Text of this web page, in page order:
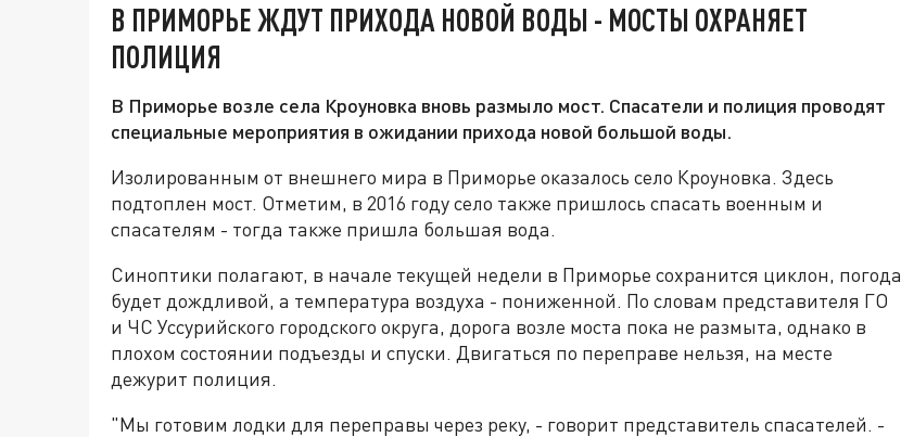
В ПРИМОРЬЕ ЖДУТ ПРИХОДА НОВОЙ ВОДЫ - МОСТЫ ОХРАНЯЕТ
ПОЛИЦИЯ
В Приморье возле села Кроуновка вновь размыло мост. Спасатели и полиция проводят
специальные мероприятия в ожидании прихода новой большой воды.
Изолированным от внешнего мира в Приморье оказалось село Кроуновка. Здесь
подтоплен мост. Отметим, в 2016 году село также пришлось спасать военным и
спасателям - тогда также пришла большая вода.
Синоптики полагают, в начале текущей недели в Приморье сохранится циклон, погода
будет дождливой, а температура воздуха - пониженной. По словам представителя ГО
и ЧС Уссурийского городского округа, дорога возле моста пока не размыта, однако в
плохом состоянии подъезды и спуски. Двигаться по переправе нельзя, на месте
дежурит полиция.
"Мы готовим лодки для переправы через реку, - говорит представитель спасателей. -